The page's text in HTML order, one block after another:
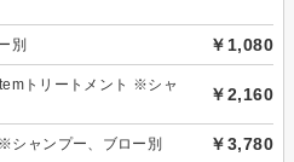
別 ￥1,080
トリートメント ※シャ
￥2,160
シャンプー、ブロー別 ￥3,780